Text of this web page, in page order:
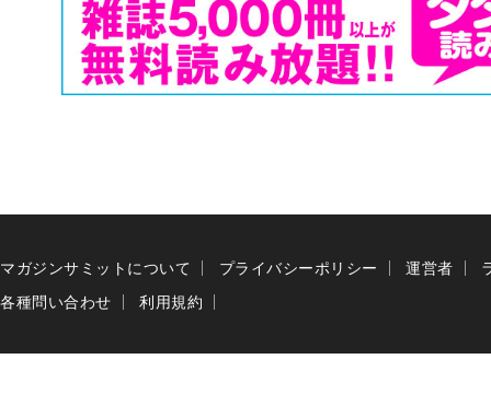
マガジンサミットについて プライバシーポリシー 運営者
各種問い合わせ
利用規約